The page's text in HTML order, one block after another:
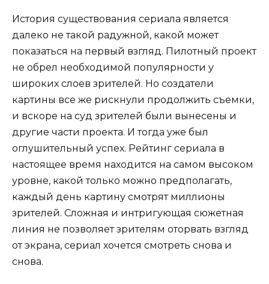
История существования сериала является
далеко не такой радужной, какой может
показаться на первый взгляд. Пилотный проект
не обрел необходимой популярности у
широких слоев зрителей. Но создатели
картины все же рискнули продолжить съемки,
и вскоре на суд зрителей были вынесены и
другие части проекта. И тогда уже был
оглушительный успех. Рейтинг сериала в
настоящее время находится на самом высоком
уровне, какой только можно предполагать,
каждый день картину смотрят миллионы
зрителей. Сложная и интригующая сюжетная
линия не позволяет зрителям оторвать взгляд
от экрана, сериал хочется смотреть снова и
снова.